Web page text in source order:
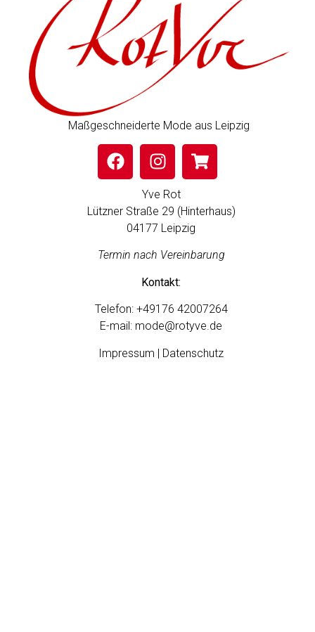
Maßgeschneiderte Mode aus Leipzig
Yve Rot
Lützner Straße 29 (Hinterhaus)
04177 Leipzig
Termin nach Vereinbarung
Kontakt:
Telefon: +49176 42007264
E-mail: mode@rotyve.de
Impressum | Datenschutz